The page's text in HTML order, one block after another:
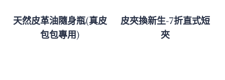
天然皮革油隨身瓶(真皮
包包專用)
皮夾換新生-7折直式短
夾